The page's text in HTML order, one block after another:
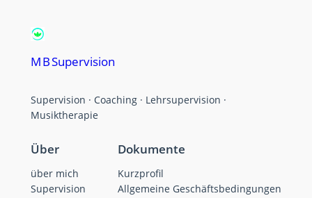
M B Supervision
Supervision · Coaching · Lehrsupervision ·
Musiktherapie
Über
über mich
Supervision
Dokumente
Kurzprofil
Allgemeine Geschäftsbedingungen